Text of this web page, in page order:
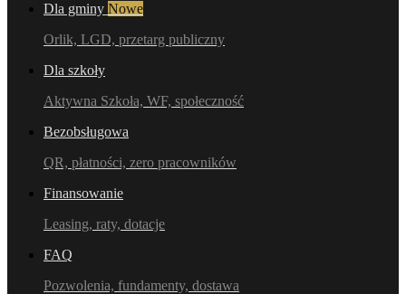
Dla gminy Nowe
Orlik, LGD, przetarg publiczny
Dla szkoły
Aktywna Szkoła, WF, społeczność
Bezobsługowa
QR, płatności, zero pracowników
Finansowanie
Leasing, raty, dotacje
FAQ
Pozwolenia, fundamenty, dostawa